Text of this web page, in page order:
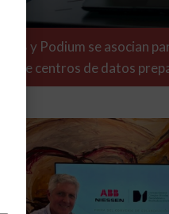
ABB y Podium se asocian
de centros de datos